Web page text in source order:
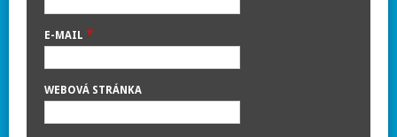
E-MAIL *
WEBOVÁ STRÁNKA